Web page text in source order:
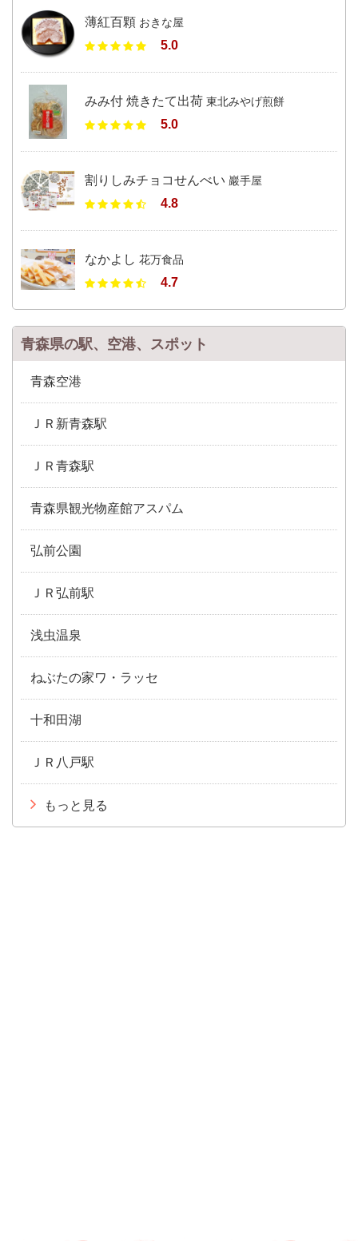
薄紅百顆 おきな屋
5.0
みみ付 焼きたて出荷 東北みやげ煎餅
5.0
割りしみチョコせんべい 巖手屋
4.8
なかよし 花万食品
4.7
青森県の駅、空港、スポット
青森空港
ＪＲ新青森駅
ＪＲ青森駅
青森県観光物産館アスパム
弘前公園
ＪＲ弘前駅
浅虫温泉
ねぶたの家ワ・ラッセ
十和田湖
ＪＲ八戸駅
もっと見る